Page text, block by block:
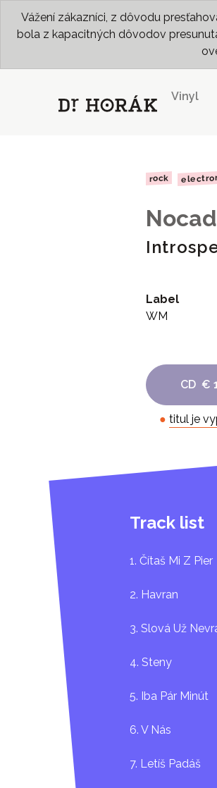
Vážení zákazníci, z dôvodu
bola z kapacitných dôvodov
Vinyl
rock
Label
WM
CD €
● titul je
Track list
1. Čítaš Mi Z Pier
2. Havran
3. Slová Už
4. Steny
5. Iba Pár Minút
6. V Nás
7. Letíš Padáš